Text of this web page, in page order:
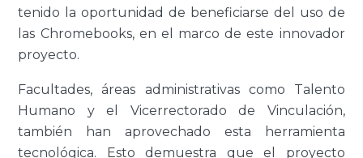
tenido la oportunidad de beneficiarse del uso de
las Chromebooks, en el marco de este innovador
proyecto.
Facultades, áreas administrativas como Talento
Humano y el Vicerrectorado de Vinculación,
también han aprovechado esta herramienta
tecnológica. Esto demuestra que el proyecto